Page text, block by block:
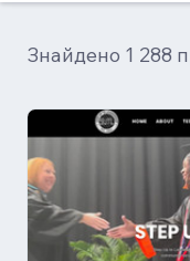
Знайдено 1 288